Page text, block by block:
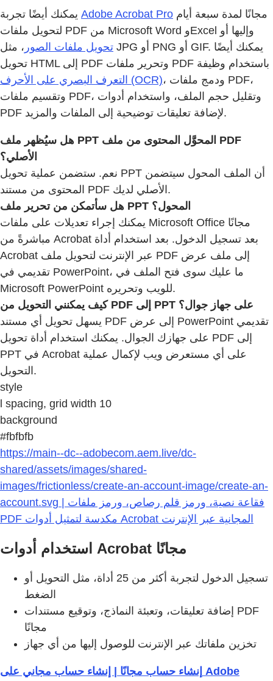
Adobe Acrobat Pro
لتحويل ملفات PDF من Microsoft Word وExcel وإليها أو
تحويل ملفات الصور ، مثل JPG أو PNG أو GIF. يمكنك أيضًا
تحويل HTML إلى PDF وتحرير ملفات PDF باستخدام وظيفة
التعرف البصري على الأحرف (OCR)، ودمج ملفات PDF،
وتقسيم ملفات PDF، وتقليل حجم الملف، واستخدام أدوات
PDF لإضافة تعليقات توضيحية إلى الملفات والمزيد.
هل سيُظهر ملف PPT المحوَّل المحتوى من ملف PDF
الأصلي؟
نعم. ستضمن عملية تحويل PPT أن الملف المحول سيتضمن
المحتوى من مستند PDF الأصلي لديك.
هل سأتمكن من تحرير ملف PPT المحول؟
يمكنك إجراء تعديلات على ملفات Microsoft Office مجانًا
مباشرةً من Acrobat بعد تسجيل الدخول. بعد استخدام أداة
Acrobat عبر الإنترنت لتحويل ملف PDF إلى ملف عرض
تقديمي في PowerPoint، ما عليك سوى فتح الملف في
Microsoft PowerPoint للويب وتحريره.
كيف يمكنني التحويل من PDF إلى PPT على جهاز جوال؟
يسهل تحويل أي مستند PDF إلى عرض PowerPoint تقديمي
على جهازك الجوال. يمكنك استخدام أداة تحويل PDF إلى
PPT في Acrobat على أي مستعرض ويب لإكمال عملية
التحويل.
style
l spacing, grid width 10
background
#fbfbfb
https://main--dc--adobecom.aem.live/dc-
shared/assets/images/shared-
images/frictionless/create-an-account-image/create-an-
account.svg | فقاعة نصية، ورمز قلم رصاص، ورمز ملفات
PDF مكدسة لتمثيل أدوات Acrobat المجانية عبر الإنترنت
استخدام أدوات Acrobat مجانًا
تسجيل الدخول لتجربة أكثر من 25 أداة، مثل التحويل أو
الضغط
إضافة تعليقات، وتعبئة النماذج، وتوقيع مستندات PDF
مجانًا
تخزين ملفاتك عبر الإنترنت للوصول إليها من أي جهاز
إنشاء حساب مجانًا | إنشاء حساب مجاني على Adobe